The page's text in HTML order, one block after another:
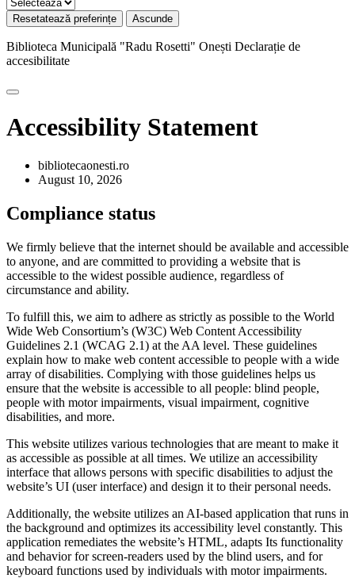
Resetatează preferințe Ascunde
Biblioteca Municipală "Radu Rosetti" Onești Declarație de
accesibilitate
Accessibility Statement
bibliotecaonesti.ro
August 10, 2026
Compliance status
We firmly believe that the internet should be available and accessible
to anyone, and are committed to providing a website that is
accessible to the widest possible audience, regardless of
circumstance and ability.
To fulfill this, we aim to adhere as strictly as possible to the World
Wide Web Consortium’s (W3C) Web Content Accessibility
Guidelines 2.1 (WCAG 2.1) at the AA level. These guidelines
explain how to make web content accessible to people with a wide
array of disabilities. Complying with those guidelines helps us
ensure that the website is accessible to all people: blind people,
people with motor impairments, visual impairment, cognitive
disabilities, and more.
This website utilizes various technologies that are meant to make it
as accessible as possible at all times. We utilize an accessibility
interface that allows persons with specific disabilities to adjust the
website’s UI (user interface) and design it to their personal needs.
Additionally, the website utilizes an AI-based application that runs in
the background and optimizes its accessibility level constantly. This
application remediates the website’s HTML, adapts Its functionality
and behavior for screen-readers used by the blind users, and for
keyboard functions used by individuals with motor impairments.